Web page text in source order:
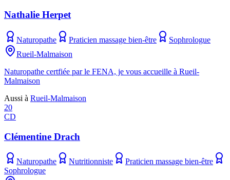
Nathalie Herpet
Naturopathe Praticien massage bien-être
Sophrologue
Rueil-Malmaison
Naturopathe certfiée par le FENA, je vous accueille à Rueil-
Malmaison
Aussi à Rueil-Malmaison
20
CD
Clémentine Drach
Naturopathe Nutritionniste
Praticien massage bien-être
Sophrologue